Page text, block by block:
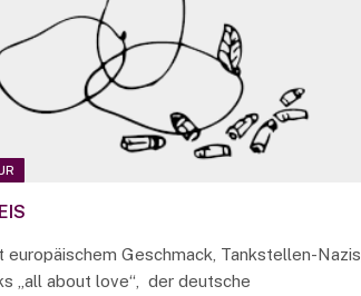
europäischem Geschmack, Tankstellen-Nazis,
„all about love“, der deutsche